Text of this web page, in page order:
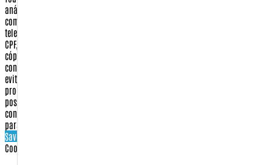
análise e aprovação de dados cadastrais para garantir a segurança da sua
compra. Em algumas situações, você poderá receber um e-mail ou
telefonema solicitando a confirmação de alguns dados, como número do
CPF, RG, endereço, etc. Poderá ser solicitado também o envio por fax de
cópias de documentos. Este procedimento, que será esclarecido quando do
contato, visa única e exclusivamente confirmar a identidade do comprador e
evitar qualquer tipo de dano ou prejuízo aos nossos clientes. Tal
procedimento, quando necessário, aumenta em até 48 horas úteis o prazo de
postagem e entrega. É importante ressaltar que seus dados são
confidenciais e que não serão compartilhados, vendidos ou informados
para terceiros.
Save settings
Cookies settings